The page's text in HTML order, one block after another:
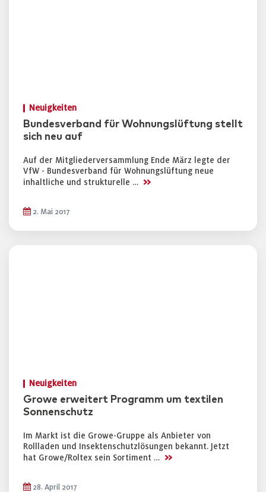
Neuigkeiten
Bundesverband für Wohnungslüftung stellt
sich neu auf
Auf der Mitgliederversammlung Ende März legte der
VfW - Bundesverband für Wohnungslüftung neue
inhaltliche und strukturelle … >>
2. Mai 2017
Neuigkeiten
Growe erweitert Programm um textilen
Sonnenschutz
Im Markt ist die Growe-Gruppe als Anbieter von
Rollladen und Insektenschutzlösungen bekannt. Jetzt
hat Growe/Roltex sein Sortiment … >>
28. April 2017